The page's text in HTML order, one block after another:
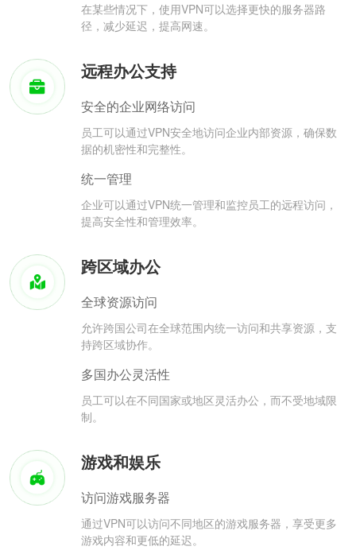
在某些情况下，使用VPN可以选择更快的服务器路
径，减少延迟，提高网速。
远程办公支持
安全的企业网络访问
员工可以通过VPN安全地访问企业内部资源，确保数
据的机密性和完整性。
统一管理
企业可以通过VPN统一管理和监控员工的远程访问，
提高安全性和管理效率。
跨区域办公
全球资源访问
允许跨国公司在全球范围内统一访问和共享资源，支
持跨区域协作。
多国办公灵活性
员工可以在不同国家或地区灵活办公，而不受地域限
制。
游戏和娱乐
访问游戏服务器
通过VPN可以访问不同地区的游戏服务器，享受更多
游戏内容和更低的延迟。